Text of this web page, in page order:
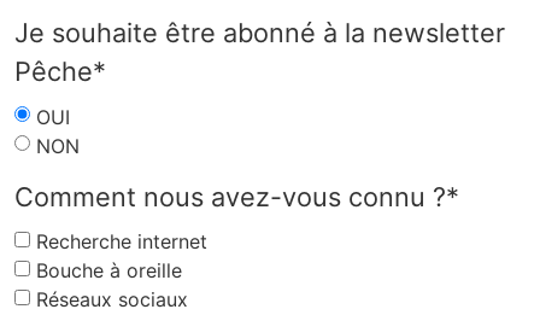
Je souhaite être abonné à la newsletter
Pêche*
OUI
NON
Comment nous avez-vous connu ?*
Recherche internet
Bouche à oreille
Réseaux sociaux